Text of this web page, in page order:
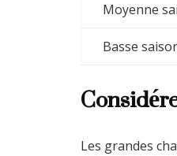
Moyenne
Basse
Les grandes